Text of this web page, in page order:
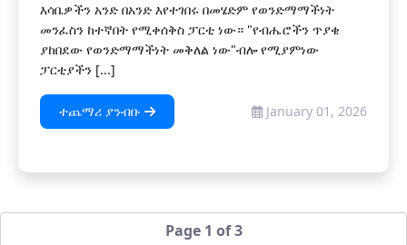
እሳቤዎችን አንድ በአንድ እየተገበሩ በመሄድም የወንድማማችነት
መንፈስን ከተኛበት የሚቀሰቅስ ፓርቲ ነው። "የብሔሮችን ጥያቄ
ያከበደው የወንድማማችነት መቅለል ነው"ብሎ የሚያምነው
ፓርቲያችን [...]
ተጨማሪ ያንብቡ January 01, 2026
Page 1 of 3